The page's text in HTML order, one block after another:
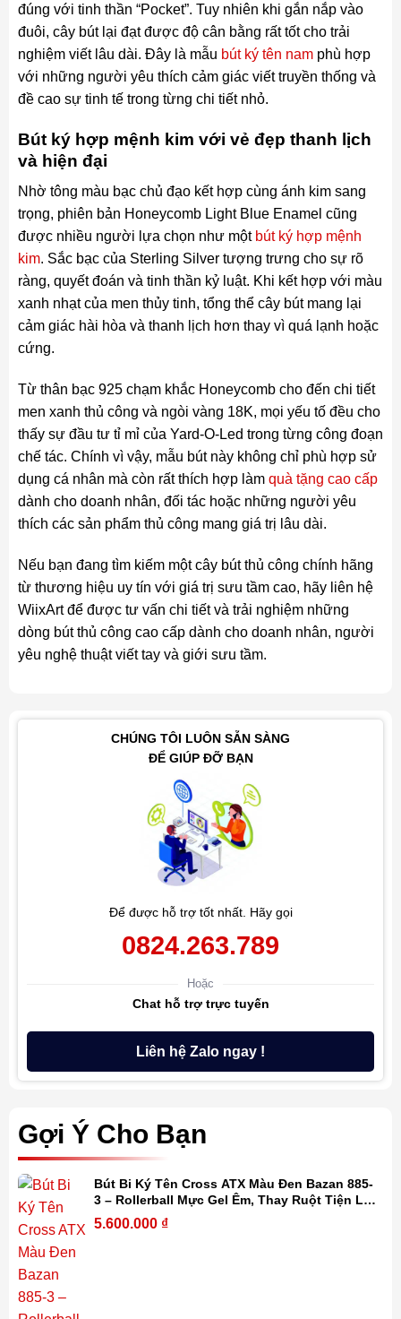
đúng với tinh thần “Pocket”. Tuy nhiên khi gắn nắp vào
đuôi, cây bút lại đạt được độ cân bằng rất tốt cho trải
nghiệm viết lâu dài. Đây là mẫu bút ký tên namphù hợp
với những người yêu thích cảm giác viết truyền thống và
đề cao sự tinh tế trong từng chi tiết nhỏ.
Bút ký hợp mệnh kim với vẻ đẹp thanh lịch
và hiện đại
Nhờ tông màu bạc chủ đạo kết hợp cùng ánh kim sang
trọng, phiên bản Honeycomb Light Blue Enamel cũng
được nhiều người lựa chọn như một bút ký hợp mệnh
kim. Sắc bạc của Sterling Silver tượng trưng cho sự rõ
ràng, quyết đoán và tinh thần kỷ luật. Khi kết hợp với màu
xanh nhạt của men thủy tinh, tổng thể cây bút mang lại
cảm giác hài hòa và thanh lịch hơn thay vì quá lạnh hoặc
cứng.
Từ thân bạc 925 chạm khắc Honeycomb cho đến chi tiết
men xanh thủ công và ngòi vàng 18K, mọi yếu tố đều cho
thấy sự đầu tư tỉ mỉ của Yard-O-Led trong từng công đoạn
chế tác. Chính vì vậy, mẫu bút này không chỉ phù hợp sử
dụng cá nhân mà còn rất thích hợp làm quà tặng cao cấp
dành cho doanh nhân, đối tác hoặc những người yêu
thích các sản phẩm thủ công mang giá trị lâu dài.
Nếu bạn đang tìm kiếm một cây bút thủ công chính hãng
từ thương hiệu uy tín với giá trị sưu tầm cao, hãy liên hệ
WiixArt để được tư vấn chi tiết và trải nghiệm những
dòng bút thủ công cao cấp dành cho doanh nhân, người
yêu nghệ thuật viết tay và giới sưu tầm.
CHÚNG TÔI LUÔN SẴN SÀNG
ĐỂ GIÚP ĐỠ BẠN
Để được hỗ trợ tốt nhất. Hãy gọi
0824.263.789
Hoặc
Chat hỗ trợ trực tuyến
Liên hệ Zalo ngay !
Gợi Ý Cho Bạn
Bút Bi Ký Tên Cross ATX Màu Đen Bazan 885-
3 – Rollerball Mực Gel Êm, Thay Ruột Tiện Lợi
Kèm Hộp Quà Cao Cấp
5.600.000 ₫